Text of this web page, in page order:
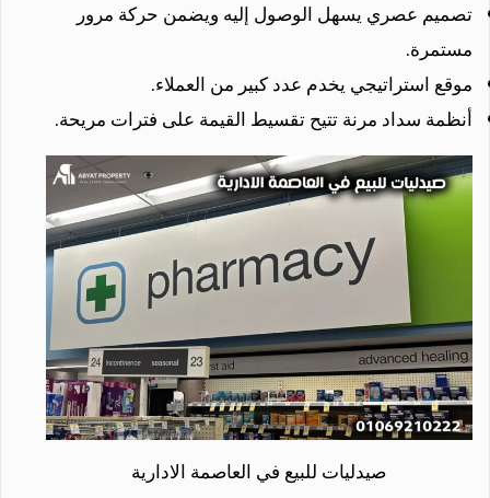
تصميم عصري يسهل الوصول إليه ويضمن حركة مرور
مستمرة.
موقع استراتيجي يخدم عدد كبير من العملاء.
أنظمة سداد مرنة تتيح تقسيط القيمة على فترات مريحة.
صيدليات للبيع في العاصمة الادارية